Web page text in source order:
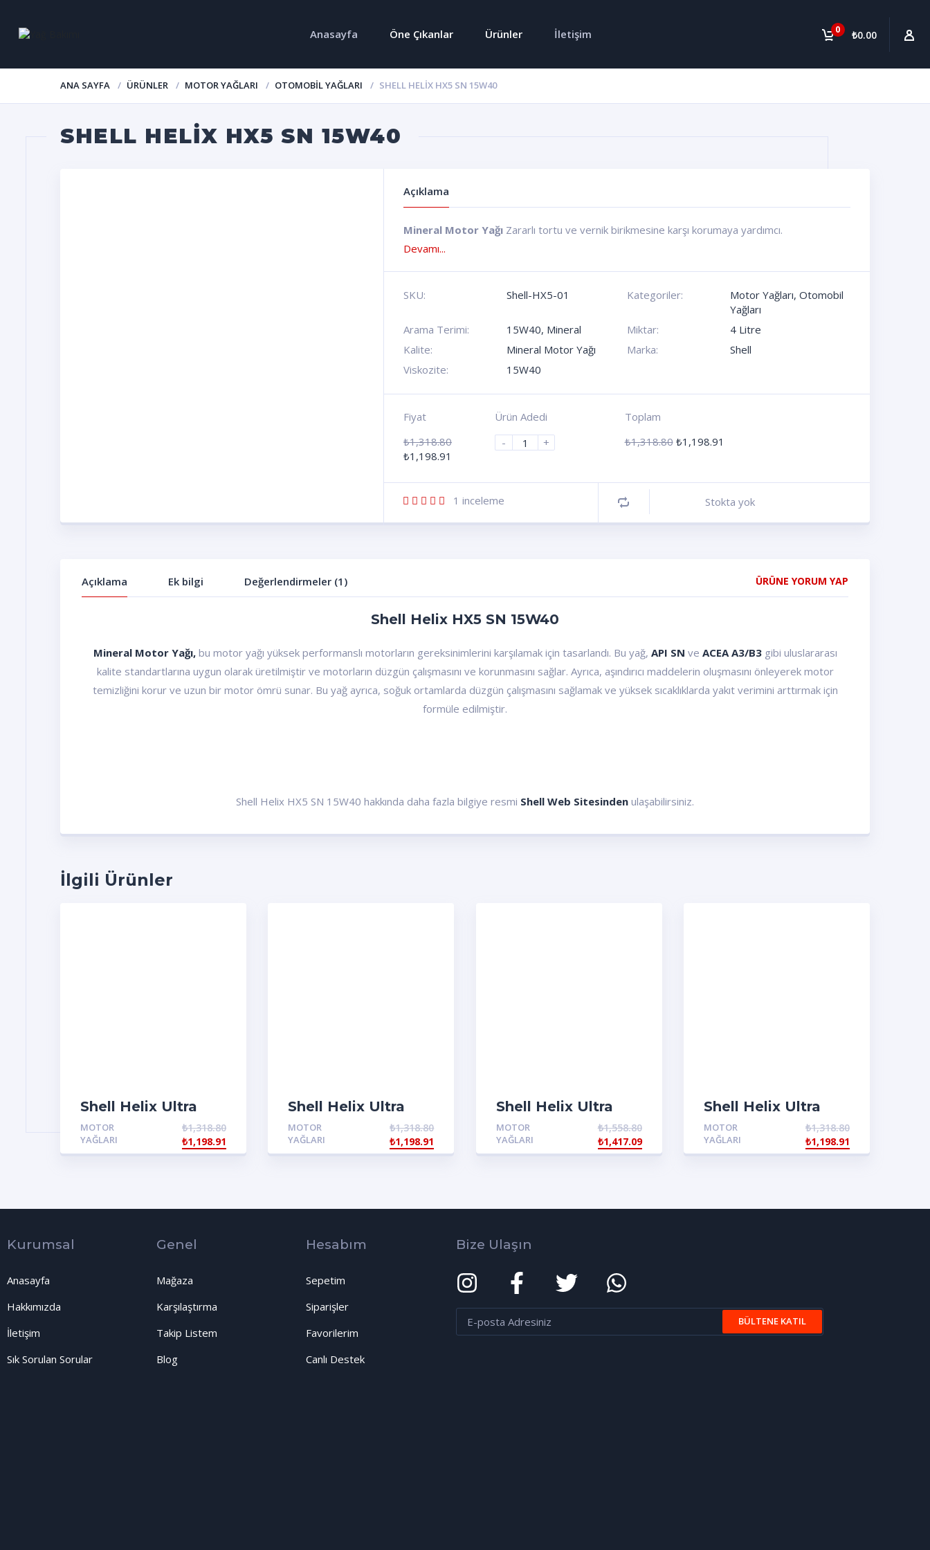
0 ₺0.00
Anasayfa Öne Çıkanlar Ürünler İletişim
ANA SAYFA ÜRÜNLER MOTOR YAĞLARI OTOMOBIL YAĞLARI SHELL HELIX HX5 SN 15W40
SHELL HELIX HX5 SN 15W40
Açıklama
Mineral Motor Yağı Zararlı tortu ve vernik birikmesine karşı korumaya yardımcı.
Devamı...
SKU: Shell-HX5-01 Kategoriler: Motor Yağları, Otomobil
Yağları
Arama Terimi:
15W40, Mineral Miktar:
4 Litre
Kalite:
Mineral Motor Yağı Marka:
Shell
Viskozite:
15W40
Fiyat
₺1,318.80
₺1,198.91
Ürün Adedi
-
+
Toplam
₺1,318.80 ₺1,198.91
1 inceleme Stokta yok
Açıklama Ek bilgi Değerlendirmeler (1) ÜRÜNE YORUM YAP
Shell Helix HX5 SN 15W40
Mineral Motor Yağı,bu motor yağı yüksek performanslı motorların gereksinimlerini karşılamak için tasarlandı. Bu yağ, API SN ve ACEA A3/B3gibi uluslararası
kalite standartlarına uygun olarak üretilmiştir ve motorların düzgün çalışmasını ve korunmasını sağlar. Ayrıca, aşındırıcı maddelerin oluşmasını önleyerek motor
temizliğini korur ve uzun bir motor ömrü sunar. Bu yağ ayrıca, soğuk ortamlarda düzgün çalışmasını sağlamak ve yüksek sıcaklıklarda yakıt verimini arttırmak için
formüle edilmiştir.
Shell Helix HX5 SN 15W40 hakkında daha fazla bilgiye resmi Shell Web Sitesinden ulaşabilirsiniz.
İlgili Ürünler
Shell Helix Ultra
Pro AB-L 0W30
MOTOR
YAĞLARI
₺1,318.80
₺1,198.91
Shell Helix Ultra
Pro AF 5W30
MOTOR
YAĞLARI
₺1,318.80
₺1,198.91
Shell Helix Ultra
ECT C2-C3 0W30
MOTOR
YAĞLARI
₺1,558.80
₺1,417.09
Shell Helix Ultra
Pro AF 5W20
MOTOR
YAĞLARI
₺1,318.80
₺1,198.91
Kurumsal
Anasayfa
Hakkımızda
İletişim
Sık Sorulan Sorular
Genel
Mağaza
Karşılaştırma
Takip Listem
Blog
Hesabım
Sepetim
Siparişler
Favorilerim
Canlı Destek
Bize Ulaşın